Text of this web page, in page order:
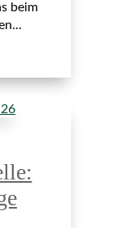
beim